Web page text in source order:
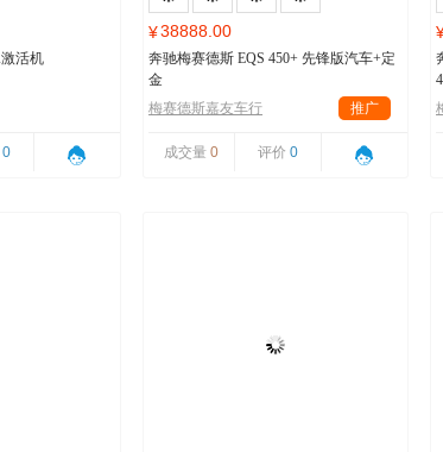
活机
0
¥38888.00
奔驰梅赛德斯 EQS 450+ 先锋版汽车+定
金
梅赛德斯嘉友车行
推广
成交量 0 评价 0